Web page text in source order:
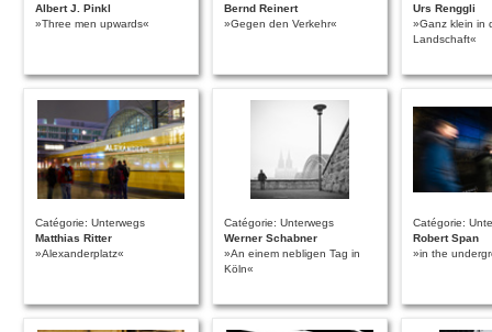
Albert J. Pinkl
»Three men upwards«
Bernd Reinert
»Gegen den Verkehr«
Urs Renggli
»Ganz klein in
Landschaft«
Catégorie: Unterwegs
Matthias Ritter
»Alexanderplatz«
Catégorie: Unterwegs
Werner Schabner
»An einem nebligen Tag in
Köln«
Catégorie:
Robert Span
»in the